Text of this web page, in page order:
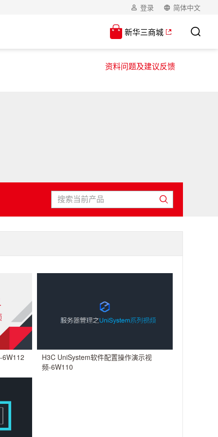
登录 简体中文
新华三商城
资料问题及建议反馈
6W112
H3C UniSystem软件配置操作演示视
频-6W110